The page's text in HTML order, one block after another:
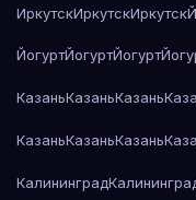
ИркутскИркутскИркутск
ЙогуртЙогуртЙогурт
КазаньКазаньКазань
КазаньКазаньКазань
Калининград